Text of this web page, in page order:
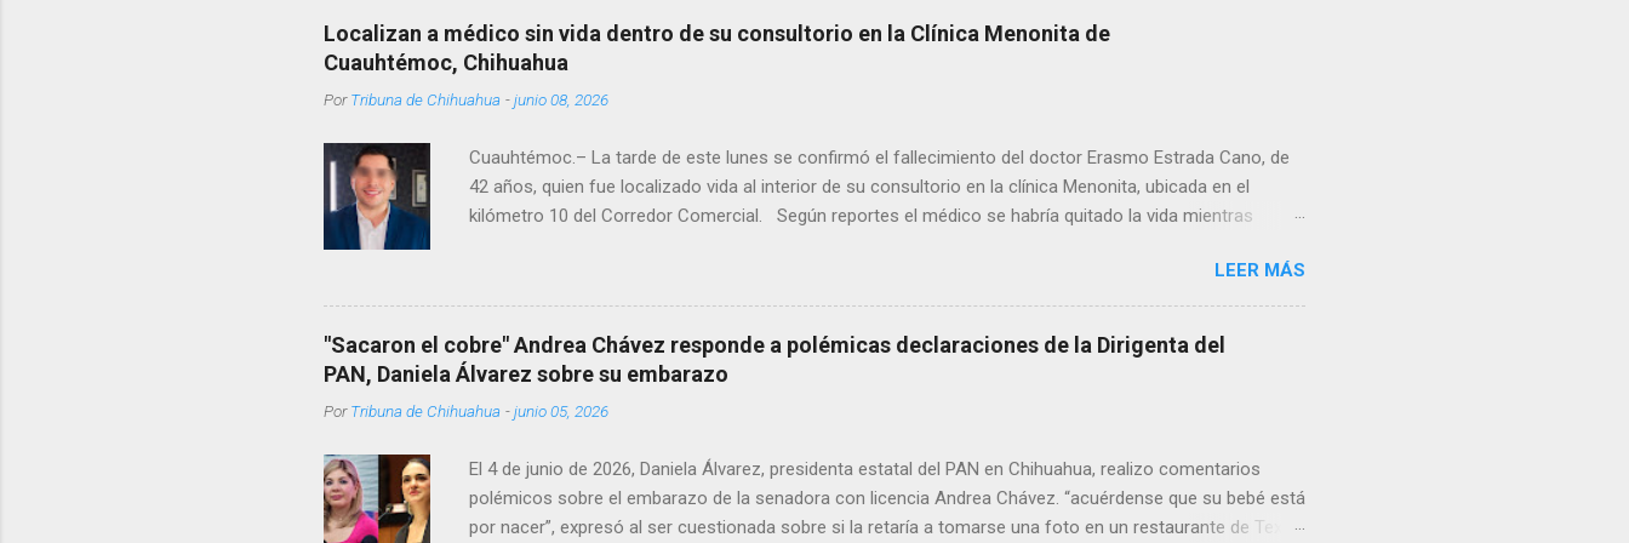
Localizan a médico sin vida dentro de su consultorio en la Clínica Menonita de
Cuauhtémoc, Chihuahua
PorTribuna de Chihuahua -junio 08, 2026
Cuauhtémoc.– La tarde de este lunes se confirmó el fallecimiento del doctor Erasmo Estrada Cano, de
42 años, quien fue localizado vida al interior de su consultorio en la clínica Menonita, ubicada en el
kilómetro 10 del Corredor Comercial. Según reportes el médico se habría quitado la vida mientras
encontrándolo ya sin signos vitales. Erasmo Estrada, quien se desempeñó como presidente del Club
Rotario en el periodo 2023–2024, era un médico reconocido en la región.
LEER MÁS
"Sacaron el cobre" Andrea Chávez responde a polémicas declaraciones de la Dirigenta del
PAN, Daniela Álvarez sobre su embarazo
PorTribuna de Chihuahua -junio 05, 2026
El 4 de junio de 2026, Daniela Álvarez, presidenta estatal del PAN en Chihuahua, realizo comentarios
polémicos sobre el embarazo de la senadora con licencia Andrea Chávez. “acuérdense que su bebé está
por nacer”, expresó al ser cuestionada sobre si la retaría a tomarse una foto en un restaurante de Texas